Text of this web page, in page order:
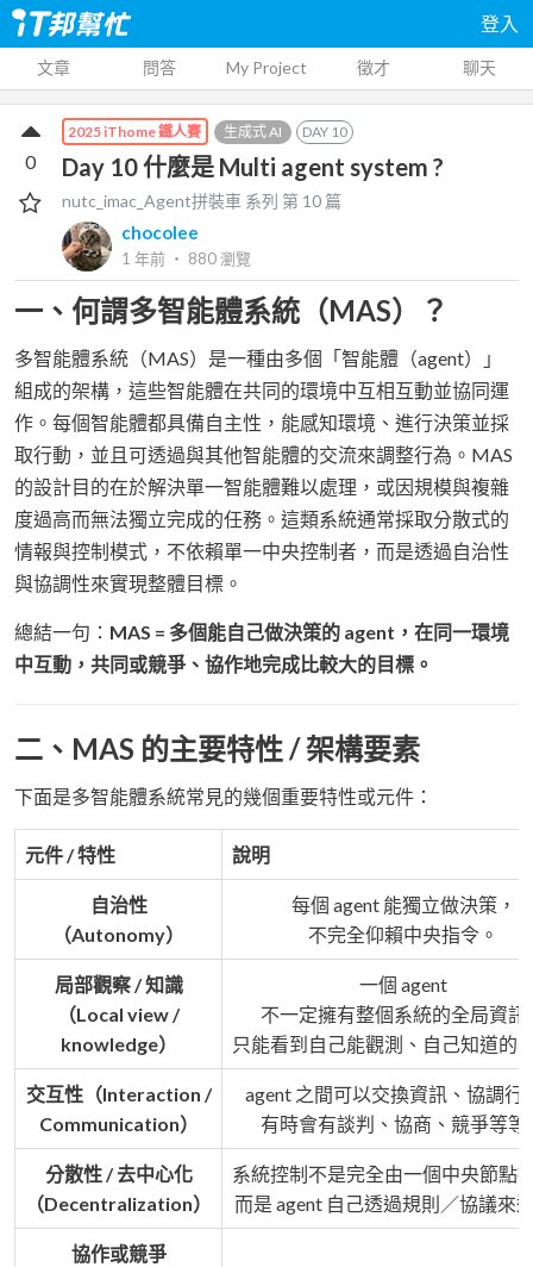
登入
文章 問答 My Project 徵才 聊天
2025 iThome 鐵人賽 生成式 AI DAY 10
Day 10 什麼是 Multi agent system ?
nutc_imac_Agent拼裝車 系列 第 10 篇
chocolee
1 年前 ‧ 880瀏覽
0
一、何謂多智能體系統（MAS）？
多智能體系統（MAS）是一種由多個「智能體（agent）」
組成的架構，這些智能體在共同的環境中互相互動並協同運
作。每個智能體都具備自主性，能感知環境、進行決策並採
取行動，並且可透過與其他智能體的交流來調整行為。MAS
的設計目的在於解決單一智能體難以處理，或因規模與複雜
度過高而無法獨立完成的任務。這類系統通常採取分散式的
情報與控制模式，不依賴單一中央控制者，而是透過自治性
與協調性來實現整體目標。
總結一句： MAS = 多個能自己做決策的 agent，在同一環境
中互動，共同或競爭、協作地完成比較大的目標。
二、MAS 的主要特性 / 架構要素
下面是多智能體系統常見的幾個重要特性或元件：
元件 / 特性 說明
自治性
（Autonomy）
每個 agent 能獨立做決策，
不完全仰賴中央指令。
局部觀察 / 知識
（Local view /
knowledge）
一個 agent
不一定擁有整個系統的全局資訊
只能看到自己能觀測、自己知道的
交互性（Interaction /
Communication）
agent 之間可以交換資訊、協調行
有時會有談判、協商、競爭等等
分散性 / 去中心化
（Decentralization）
系統控制不是完全由一個中央節點
而是 agent 自己透過規則／協議來
協作或競爭